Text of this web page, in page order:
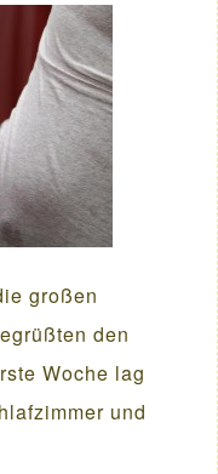
großen
den
Woche lag
und